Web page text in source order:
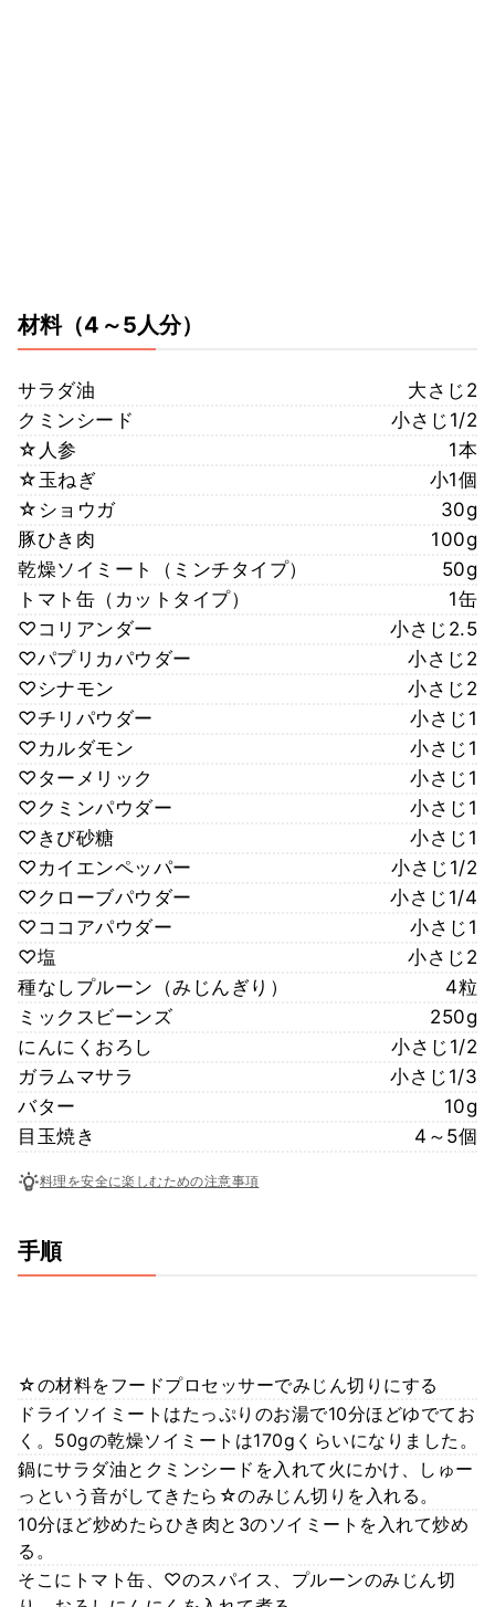
材料（4～5人分）
サラダ油
大さじ2
クミンシード
小さじ1/2
☆人参
1本
☆玉ねぎ
小1個
☆ショウガ
30g
豚ひき肉
100g
乾燥ソイミート（ミンチタイプ）
50g
トマト缶（カットタイプ）
1缶
♡コリアンダー
小さじ2.5
♡パプリカパウダー
小さじ2
♡シナモン
小さじ2
♡チリパウダー
小さじ1
♡カルダモン
小さじ1
♡ターメリック
小さじ1
♡クミンパウダー
小さじ1
♡きび砂糖
小さじ1
♡カイエンペッパー
小さじ1/2
♡クローブパウダー
小さじ1/4
♡ココアパウダー
小さじ1
♡塩
小さじ2
種なしプルーン（みじんぎり）
4粒
ミックスビーンズ
250g
にんにくおろし
小さじ1/2
ガラムマサラ
小さじ1/3
バター
10g
目玉焼き
4～5個
料理を安全に楽しむための注意事項
手順
☆の材料をフードプロセッサーでみじん切りにする
ドライソイミートはたっぷりのお湯で10分ほどゆでてお
く。50gの乾燥ソイミートは170gくらいになりました。
鍋にサラダ油とクミンシードを入れて火にかけ、しゅー
っという音がしてきたら☆のみじん切りを入れる。
10分ほど炒めたらひき肉と3のソイミートを入れて炒め
る。
そこにトマト缶、♡のスパイス、プルーンのみじん切